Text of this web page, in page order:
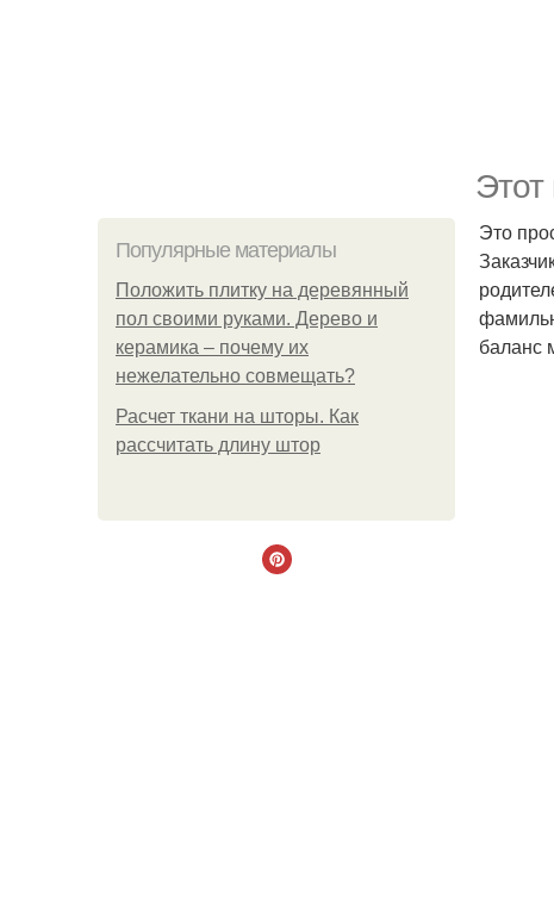
Этот
Популярные материалы
Положить плитку на деревянный
пол своими руками. Дерево и
керамика – почему их
нежелательно совмещать?
Расчет ткани на шторы. Как
рассчитать длину штор
Это
баланс